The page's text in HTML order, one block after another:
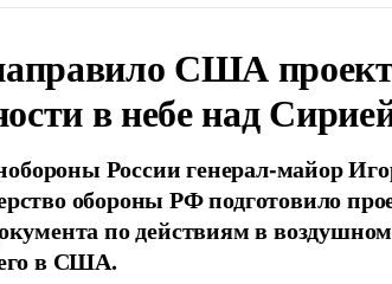
США
в небе над
России генерал-майор
обороны РФ подготовило
по действиям в воздушном
в США.